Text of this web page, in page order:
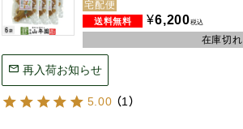
宅配便
¥6,200税込
在庫切れ
再入荷お知らせ
5.00 （1 ）